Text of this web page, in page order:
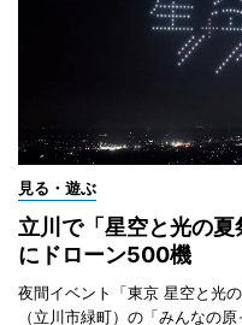
見る・遊ぶ
立川で「星空と光の
にドローン500機
夜間イベント「東京 星空と光
（立川市緑町）の「みんなの原